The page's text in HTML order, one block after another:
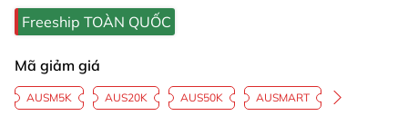
Freeship TOÀN QUỐC
Mã giảm giá
AUSM5K AUS20K AUS50K AUSMART